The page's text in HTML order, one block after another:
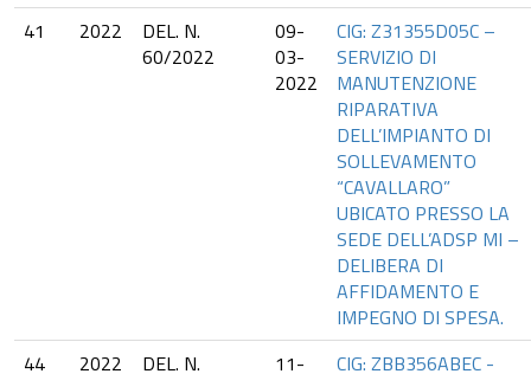
41
2022
DEL. N.
60/2022
09-
03-
2022
CIG: Z31355D05C –
SERVIZIO DI
MANUTENZIONE
RIPARATIVA
DELL’IMPIANTO DI
SOLLEVAMENTO
“CAVALLARO”
UBICATO PRESSO LA
SEDE DELL’ADSP MI –
DELIBERA DI
AFFIDAMENTO E
IMPEGNO DI SPESA.
44
2022
DEL. N.
11-
CIG: ZBB356ABEC -